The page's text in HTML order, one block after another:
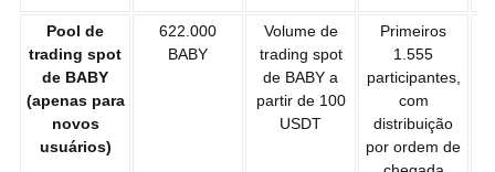
Pool de
trading spot
de BABY
(apenas para
novos
usuários)
622.000
BABY
Volume de
trading spot
de BABY a
partir de 100
USDT
Primeiros
1.555
participantes,
com
distribuição
por ordem de